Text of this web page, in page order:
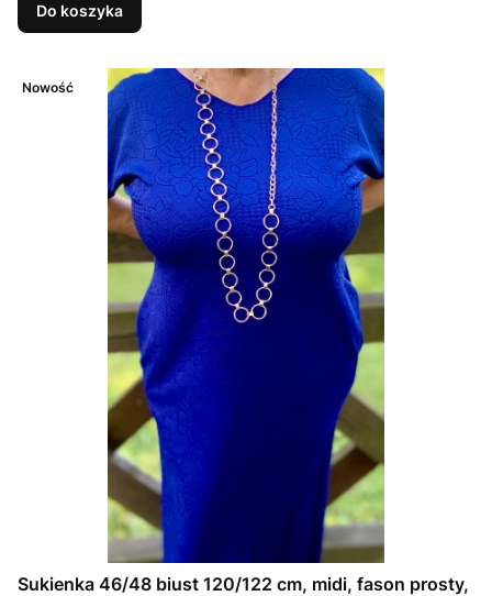
Do koszyka
Nowość
Sukienka 46/48 biust 120/122 cm, midi, fason prosty,